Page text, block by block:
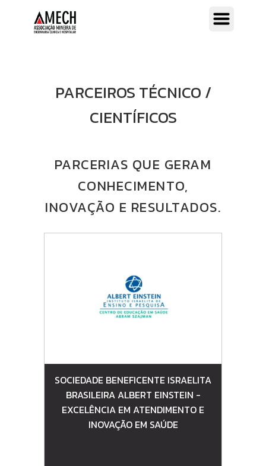
PARCEIROS TÉCNICO /
CIENTÍFICOS
PARCERIAS QUE GERAM
CONHECIMENTO,
INOVAÇÃO E RESULTADOS.
SOCIEDADE BENEFICENTE ISRAELITA
BRASILEIRA ALBERT EINSTEIN -
EXCELÊNCIA EM ATENDIMENTO E
INOVAÇÃO EM SAÚDE